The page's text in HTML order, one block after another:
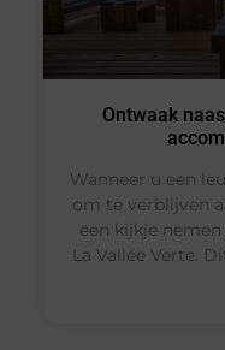
Ontwaak
Wanneer u een
om te verblijven
een kijkje
La Vallée Verte.